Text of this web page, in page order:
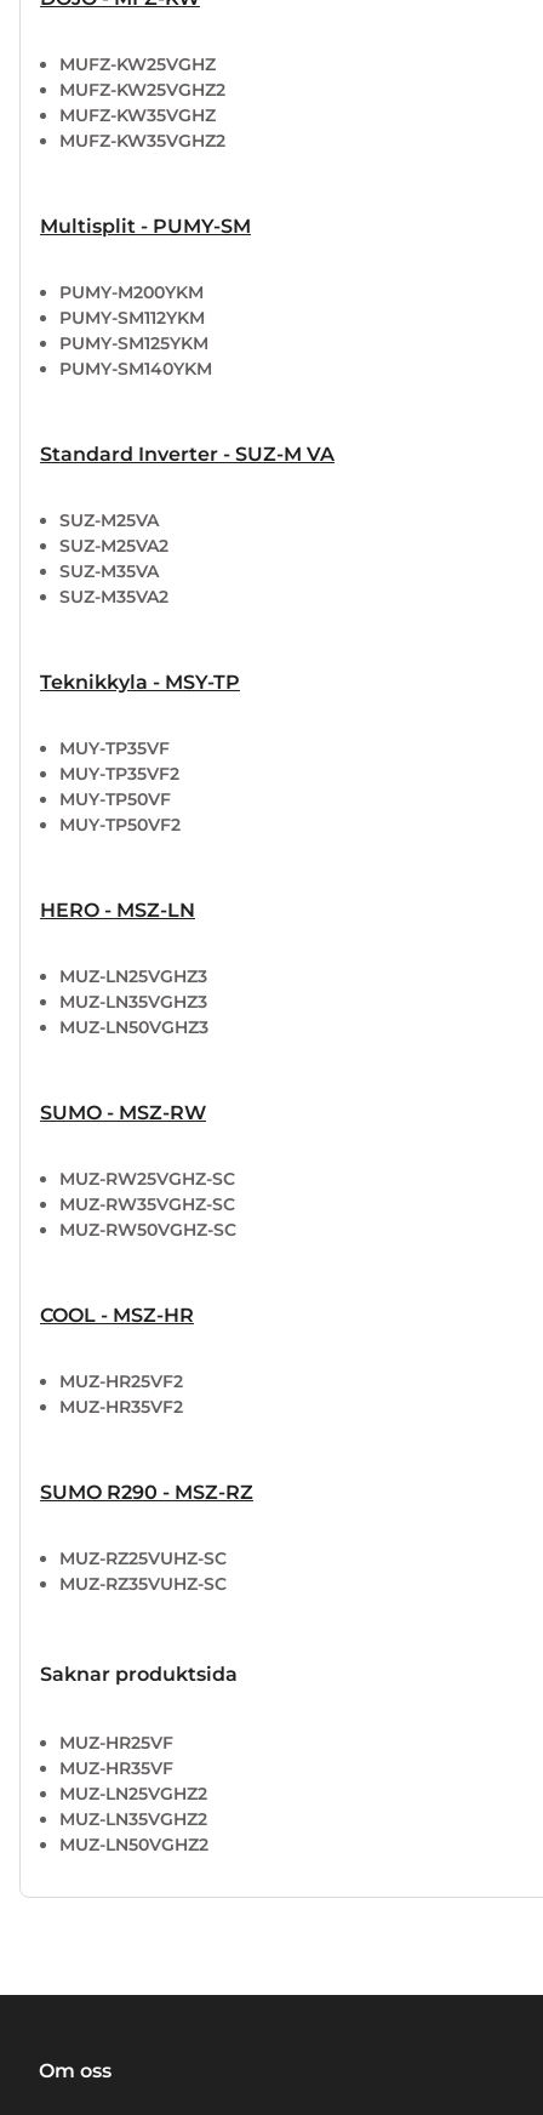
MUFZ-KW25VGHZ
MUFZ-KW25VGHZ2
MUFZ-KW35VGHZ
MUFZ-KW35VGHZ2
Multisplit - PUMY-SM
PUMY-M200YKM
PUMY-SM112YKM
PUMY-SM125YKM
PUMY-SM140YKM
Standard Inverter - SUZ-M VA
SUZ-M25VA
SUZ-M25VA2
SUZ-M35VA
SUZ-M35VA2
Teknikkyla - MSY-TP
MUY-TP35VF
MUY-TP35VF2
MUY-TP50VF
MUY-TP50VF2
HERO - MSZ-LN
MUZ-LN25VGHZ3
MUZ-LN35VGHZ3
MUZ-LN50VGHZ3
SUMO - MSZ-RW
MUZ-RW25VGHZ-SC
MUZ-RW35VGHZ-SC
MUZ-RW50VGHZ-SC
COOL - MSZ-HR
MUZ-HR25VF2
MUZ-HR35VF2
SUMO R290 - MSZ-RZ
MUZ-RZ25VUHZ-SC
MUZ-RZ35VUHZ-SC
Saknar produktsida
MUZ-HR25VF
MUZ-HR35VF
MUZ-LN25VGHZ2
MUZ-LN35VGHZ2
MUZ-LN50VGHZ2
Om oss